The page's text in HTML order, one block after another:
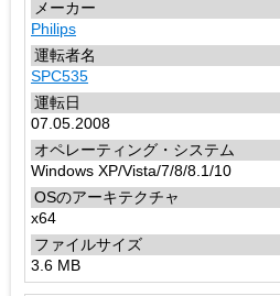
Philips
SPC535
07.05.2008
Windows XP/Vista/7/8/8.1/10
x64
3.6 MB